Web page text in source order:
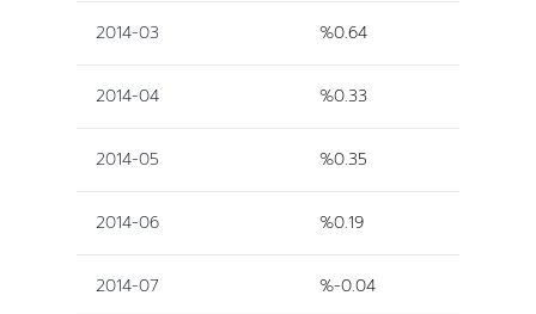
2014-03 %0.64
2014-04 %0.33
2014-05 %0.35
2014-06 %0.19
2014-07 %-0.04